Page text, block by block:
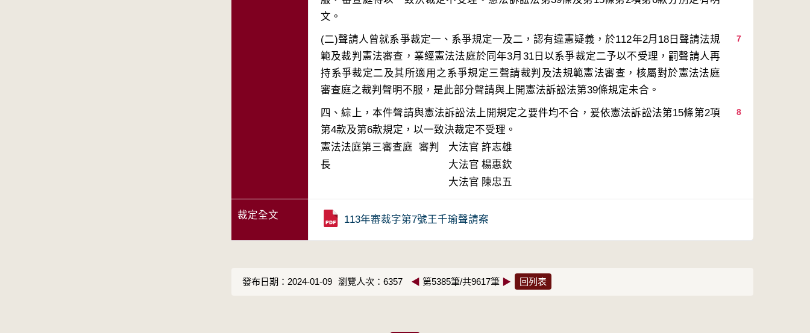
7
(二)聲請人曾就系爭裁定一、系爭規定一及二，認有違憲疑義，於112年2月18日聲請法規
範及裁判憲法審查，業經憲法法庭於同年3月31日以系爭裁定二予以不受理，嗣聲請人再
持系爭裁定二及其所適用之系爭規定三聲請裁判及法規範憲法審查，核屬對於憲法法庭
8
四、綜上，本件聲請與憲法訴訟法上開規定之要件均不合，爰依憲法訴訟法第15條第2項
第4款及第6款規定，以一致決裁定不受理。
憲法法庭第三審查庭 審判
長
大法官 許志雄
大法官 楊惠欽
大法官 陳忠五
裁定全文 113年審裁字第7號王千瑜聲請案
發布日期：2024-01-09 瀏覽人次：6357 ◀ 第5385筆/共9617筆 ▶ 回列表